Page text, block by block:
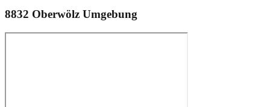
8832 Oberwölz Umgebung